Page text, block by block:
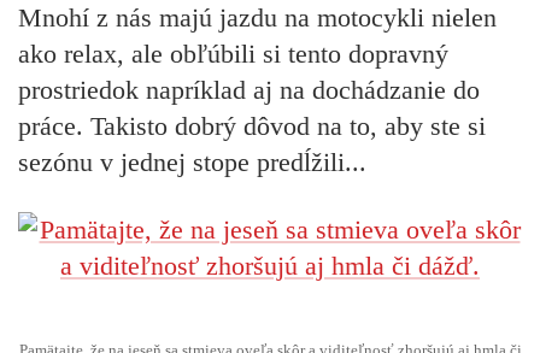
Mnohí z nás majú jazdu na motocykli nielen
ako relax, ale obľúbili si tento dopravný
prostriedok napríklad aj na dochádzanie do
práce. Takisto dobrý dôvod na to, aby ste si
sezónu v jednej stope predĺžili...